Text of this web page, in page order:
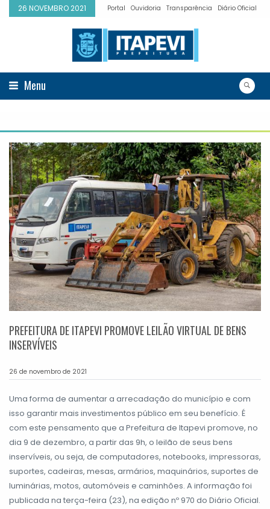
26 NOVEMBRO 2021 Portal Ouvidoria Transparência Diário Oficial
Menu
PREFEITURA DE ITAPEVI PROMOVE LEILÃO VIRTUAL DE BENS
INSERVÍVEIS
26 de novembro de 2021
Uma forma de aumentar a arrecadação do município e com
isso garantir mais investimentos público em seu benefício. É
com este pensamento que a Prefeitura de Itapevi promove, no
dia 9 de dezembro, a partir das 9h, o leilão de seus bens
inservíveis, ou seja, de computadores, notebooks, impressoras,
suportes, cadeiras, mesas, armários, maquinários, suportes de
luminárias, motos, automóveis e caminhões. A informação foi
publicada na terça-feira (23), na edição nº 970 do Diário Oficial.